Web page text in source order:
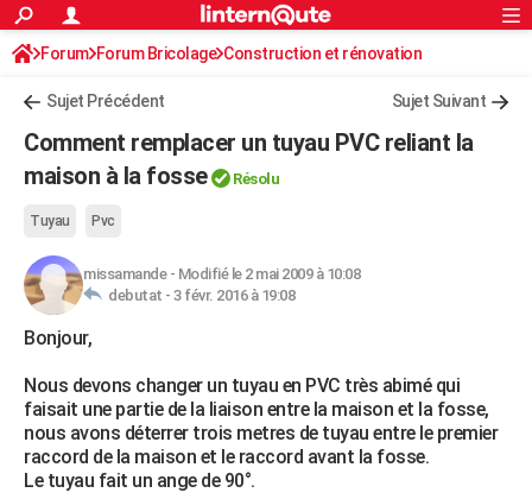
ACTUALITÉS
Politique
Société
Faits Divers
Education
Monde
Villes
+
Programme TV
Streaming
Cinéma
Sorties cinéma
Musique
FINANCE
Retraite
Impôts
Epargne
Immobilier
Risques naturels par ville
Banque
Assurance
Crédit
AUTO
Essais
Réserver un essai
Citadines
Berlines
SUV
Forum auto
HIGH-TECH
Mobiles
Meilleur smartphone
Internet
Ordinateurs
Jeux vidéo
Guide high-tech
BRICOLAGE
Guides de France
Escapades
Patrimoine
Expositions
Musées
Week-end nature
+LIFESTYLE
Art de vivre
Bien-être
Loisirs
Mode
Modes de vie
SANTE
Rechercher
S'inscrire
Connexion
Forum Forum Bricolage Construction et rénovation
Sujet Précédent Sujet Suivant
Comment remplacer un tuyau PVC reliant la
maison à la fosse
Résolu
Tuyau Pvc
missamande- Modifié le 2 mai 2009 à 10:08
debutat - 3 févr. 2016 à 19:08
Bonjour,
Nous devons changer un tuyau en PVC très abimé qui
faisait une partie de la liaison entre la maison et la fosse,
nous avons déterrer trois metres de tuyau entre le premier
raccord de la maison et le raccord avant la fosse.
Le tuyau fait un ange de 90°.